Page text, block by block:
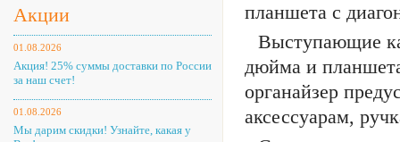
Акции
01.08.2026
Акция! 25% суммы доставки по России
за наш счет!
01.08.2026
Мы дарим скидки! Узнайте, какая у
планшета с
Выступающие
дюйма и
органайзер
аксессуарам,